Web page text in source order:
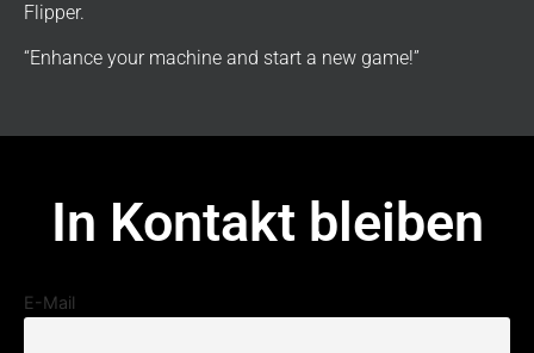
Flipper.
“Enhance your machine and start a new game!”
In Kontakt bleiben
E-Mail